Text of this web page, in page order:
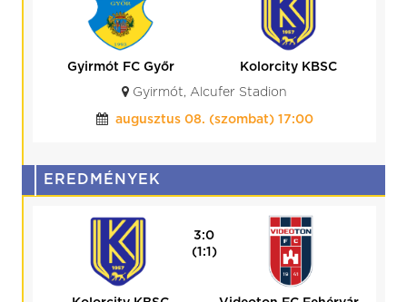
Kolorcity KBSC
HR-Rent
EREDMÉNYEK
0:0
(0:0)